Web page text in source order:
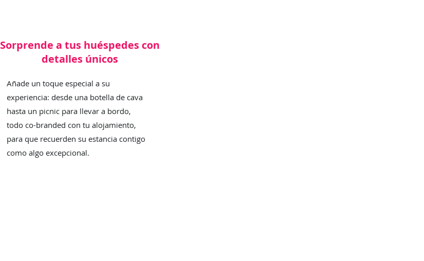
Sorprende a tus huéspedes con
detalles únicos
Añade un toque especial a su
experiencia: desde una botella de cava
hasta un picnic para llevar a bordo,
todo co-branded con tu alojamiento,
para que recuerden su estancia contigo
como algo excepcional.